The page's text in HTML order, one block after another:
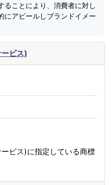
ることにより、消費者に対し
にアピールしブランドイメー
ビス)
ビス)に指定している商標